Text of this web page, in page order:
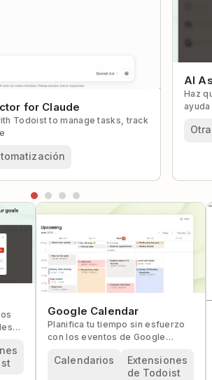
for Claude
Todoist to manage tasks, track
AI
Haz
ayuda
Otra
Google Calendar
Planifica tu tiempo sin esfuerzo
con los eventos de Google
todo en un solo lugar.
Calendarios
Extensiones
de Todoist